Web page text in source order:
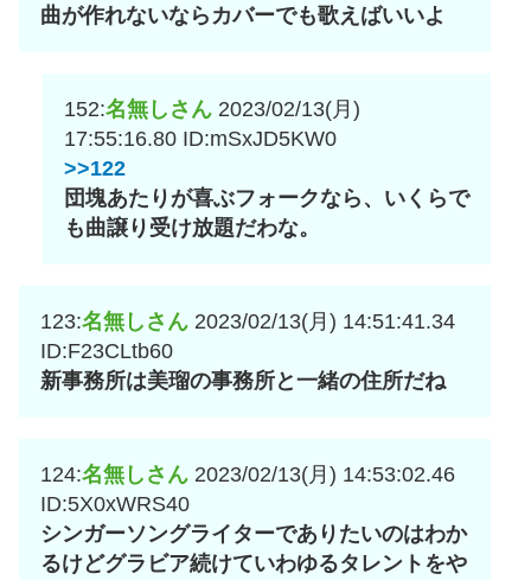
曲が作れないならカバーでも歌えばいいよ
152:名無しさん 2023/02/13(月)
17:55:16.80 ID:mSxJD5KW0
>>122
団塊あたりが喜ぶフォークなら、いくらで
も曲譲り受け放題だわな。
123:名無しさん 2023/02/13(月) 14:51:41.34
ID:F23CLtb60
新事務所は美瑠の事務所と一緒の住所だね
124:名無しさん 2023/02/13(月) 14:53:02.46
ID:5X0xWRS40
シンガーソングライターでありたいのはわか
るけどグラビア続けていわゆるタレントをや